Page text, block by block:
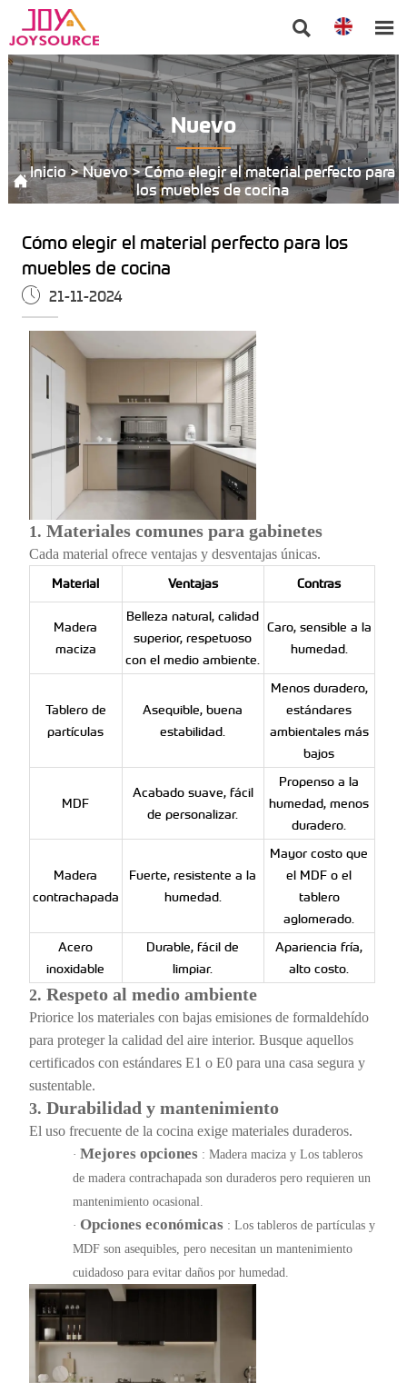
 
Nuevo
Inicio>Nuevo>Cómo elegir el material perfecto para
los muebles de cocina
Cómo elegir el material perfecto para los
muebles de cocina
 21-11-2024
1. Materiales comunes para gabinetes
Cada material ofrece ventajas y desventajas únicas.
Material Ventajas Contras
Madera
maciza
Belleza natural, calidad
superior, respetuoso
con el medio ambiente.
Caro, sensible a la
humedad.
Tablero de
partículas
Asequible, buena
estabilidad.
Menos duradero,
estándares
ambientales más
bajos
MDF
Acabado suave, fácil
de personalizar.
Propenso a la
humedad, menos
duradero.
Madera
contrachapada
Fuerte, resistente a la
humedad.
Mayor costo que
el MDF o el
tablero
aglomerado.
Acero
inoxidable
Durable, fácil de
limpiar.
Apariencia fría,
alto costo.
2. Respeto al medio ambiente
Priorice los materiales con bajas emisiones de formaldehído
para proteger la calidad del aire interior. Busque aquellos
certificados con estándares E1 o E0 para una casa segura y
sustentable.
3. Durabilidad y mantenimiento
El uso frecuente de la cocina exige materiales duraderos.
· Mejores opciones : Madera maciza yLos tableros
de madera contrachapada son duraderos pero requieren un
mantenimiento ocasional.
· Opciones económicas : Los tableros de partículas y
MDF son asequibles, pero necesitan un mantenimiento
cuidadoso para evitar daños por humedad.